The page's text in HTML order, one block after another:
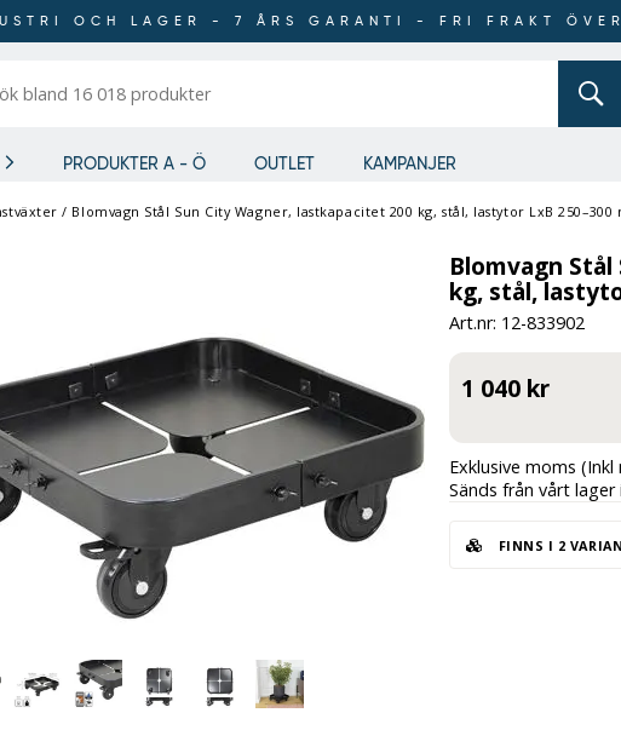
OCH LAGER - 7 ÅRS GARANTI - FRI FRAKT
PRODUKTER A - Ö OUTLET KAMPANJER
/ Blomvagn Stål Sun City Wagner, lastkapacitet 200 kg, stål, lastytor LxB
Blomvagn
kg, stål,
Art.nr: 12-833902
1 040 kr
Exklusive moms
Sänds från vårt
FINNS I 2